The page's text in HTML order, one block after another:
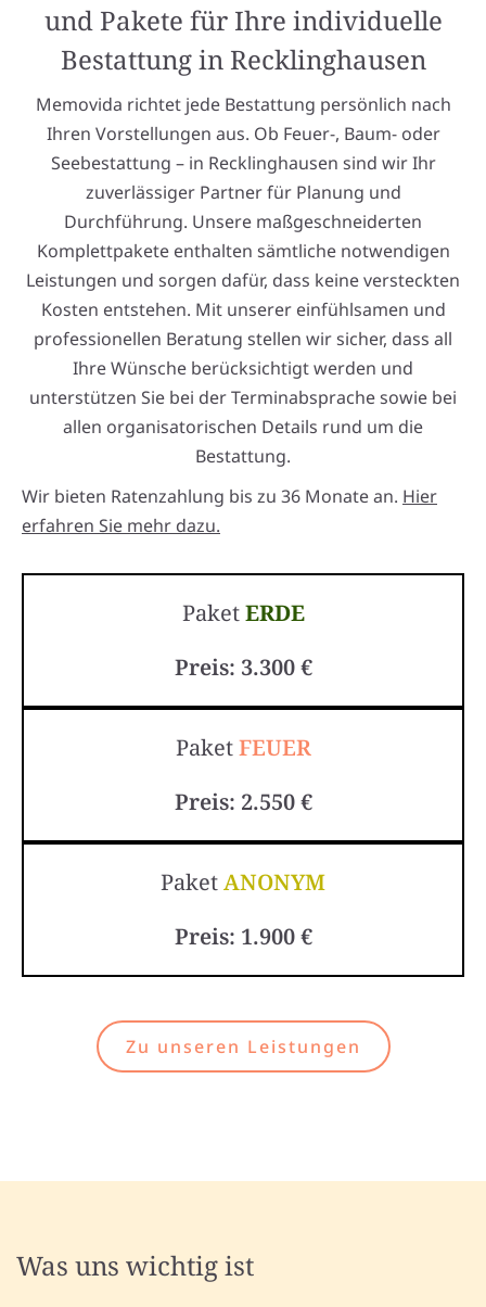
und Pakete für Ihre individuelle
Bestattung in Recklinghausen
Memovida richtet jede Bestattung persönlich nach
Ihren Vorstellungen aus. Ob Feuer-, Baum- oder
Seebestattung – in Recklinghausen sind wir Ihr
zuverlässiger Partner für Planung und
Durchführung. Unsere maßgeschneiderten
Komplettpakete enthalten sämtliche notwendigen
Leistungen und sorgen dafür, dass keine versteckten
Kosten entstehen. Mit unserer einfühlsamen und
professionellen Beratung stellen wir sicher, dass all
Ihre Wünsche berücksichtigt werden und
unterstützen Sie bei der Terminabsprache sowie bei
allen organisatorischen Details rund um die
Bestattung.
Wir bieten Ratenzahlung bis zu 36 Monate an. Hier
erfahren Sie mehr dazu.
PaketERDE
Preis: 3.300 €
PaketFEUER
Preis: 2.550 €
PaketANONYM
Preis: 1.900 €
Zu unseren Leistungen
Was uns wichtig ist